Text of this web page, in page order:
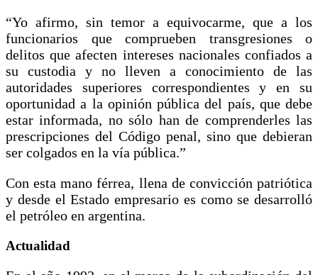
“Yo afirmo, sin temor a equivocarme, que a los
funcionarios que comprueben transgresiones o
delitos que afecten intereses nacionales confiados a
su custodia y no lleven a conocimiento de las
autoridades superiores correspondientes y en su
oportunidad a la opinión pública del país, que debe
estar informada, no sólo han de comprenderles las
prescripciones del Código penal, sino que debieran
ser colgados en la vía pública.”
Con esta mano férrea, llena de convicción patriótica
y desde el Estado empresario es como se desarrolló
el petróleo en argentina.
Actualidad